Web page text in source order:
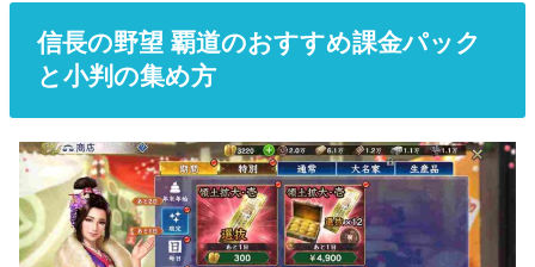
信長の野望 覇道のおすすめ課金パック
と小判の集め方